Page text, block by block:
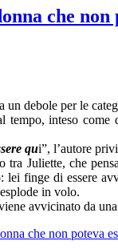
che
un debole per le
tempo, inteso come
qui”, l’autore
tra Juliette, che
finge di essere
in volo.
avvicinato da
che non poteva